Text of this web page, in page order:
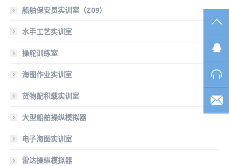
船舶保安员实训室（Z09）
水手工艺实训室
操舵训练室
海图作业实训室
货物配积载实训室
大型船舶操纵模拟器
电子海图实训室
雷达操纵模拟器